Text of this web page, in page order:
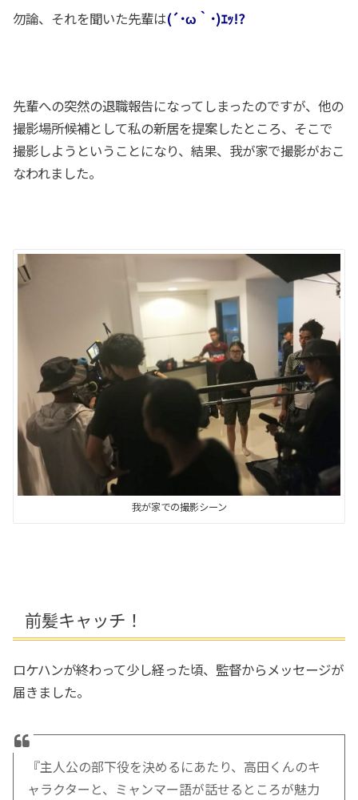
勿論、それを聞いた先輩は(´･ω｀･)ｴｯ!?
先輩への突然の退職報告になってしまったのですが、他の
撮影場所候補として私の新居を提案したところ、そこで
撮影しようということになり、結果、我が家で撮影がおこ
なわれました。
我が家での撮影シーン
前髪キャッチ！
ロケハンが終わって少し経った頃、監督からメッセージが
届きました。
『主人公の部下役を決めるにあたり、高田くんのキ
ャラクターと、ミャンマー語が話せるところが魅力